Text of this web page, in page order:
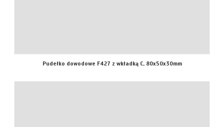
Pudełko dowodowe F427 z wkładką C, 80x50x30mm